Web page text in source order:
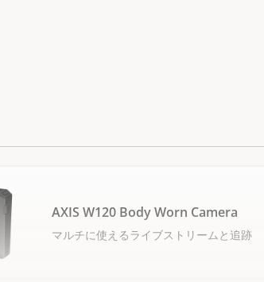
AXIS W120 Body Worn Camera
マルチに使えるライブストリームと追跡